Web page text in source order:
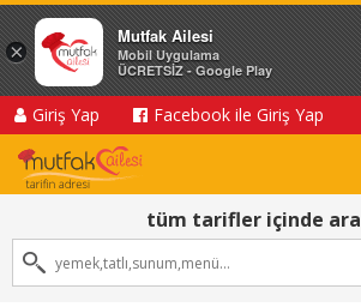
Giriş Yap Facebook ile Giriş Yap
tüm tarifler içinde ara
×
Mutfak Ailesi
Mobil Uygulama
ÜCRETSİZ - Google Play